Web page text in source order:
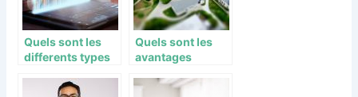
Quels sont les
differents types
ligne ?
Quels sont les
avantages
l’immobilier neuf